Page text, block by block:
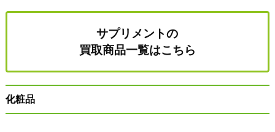
サプリメントの
買取商品一覧はこちら
化粧品